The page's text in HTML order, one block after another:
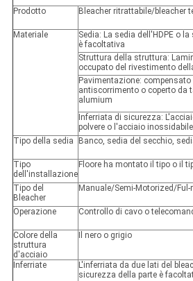
Prodotto Bleacher ritrattabile/bleacher
Materiale
Sedia: La sedia dell'HDPE o
è facoltativa
Struttura della struttura:
occupato del rivestimento
Pavimentazione:
antiscorrimento o coperto da
alumium
Inferriata di sicurezza:
polvere o l'acciaio
Tipo della sedia
Banco, sedia del secchio,
Tipo
dell'installazione
Floore ha montato il tipo o il
Tipo del
Bleacher
Manuale/Semi-Motorized/Ful-
Operazione Controllo di cavo o
Colore della
struttura
d'acciaio
Il nero o grigio
Inferriate
L'inferriata da due lati del
sicurezza della parte è